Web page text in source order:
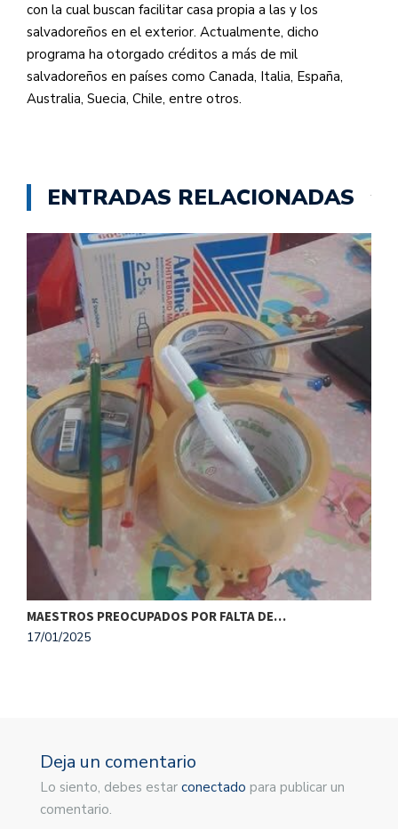
con la cual buscan facilitar casa propia a las y los
salvadoreños en el exterior. Actualmente, dicho
programa ha otorgado créditos a más de mil
salvadoreños en países como Canada, Italia, España,
Australia, Suecia, Chile, entre otros.
ENTRADAS RELACIONADAS
MAESTROS PREOCUPADOS POR FALTA DE…
17/01/2025
Deja un comentario
Lo siento, debes estar conectado para publicar un
comentario.